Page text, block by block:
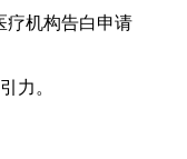
机构告白申请
力。